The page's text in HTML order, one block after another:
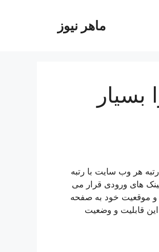
ماهر نیوز
هر وب سایت با رتبه
های ورودی قرار می
و موقعیت خود به صفحه
این قابلیت و وضعیت